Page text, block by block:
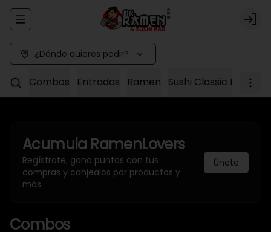
Abrir menu de navegación Login
¿Dónde quieres pedir?
Combos Entradas Ramen Sushi Classic Roll
Acumula RamenLovers
Regístrate, gana puntos con tus
compras y canjealos por productos y
más
Únete
Combos